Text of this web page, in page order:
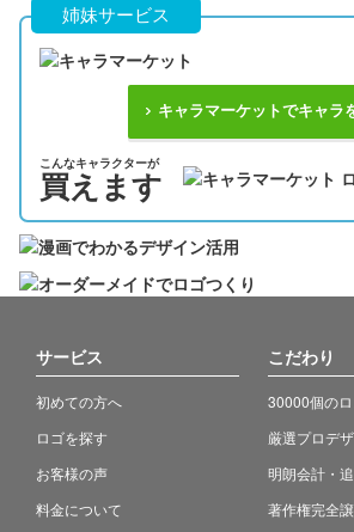
姉妹サービス
キャラマーケットでキャラ
こんなキャラクターが
買えます
サービス
初めての方へ
ロゴを探す
お客様の声
料金について
こだわり
30000個の
厳選プロデ
明朗会計・
著作権完全